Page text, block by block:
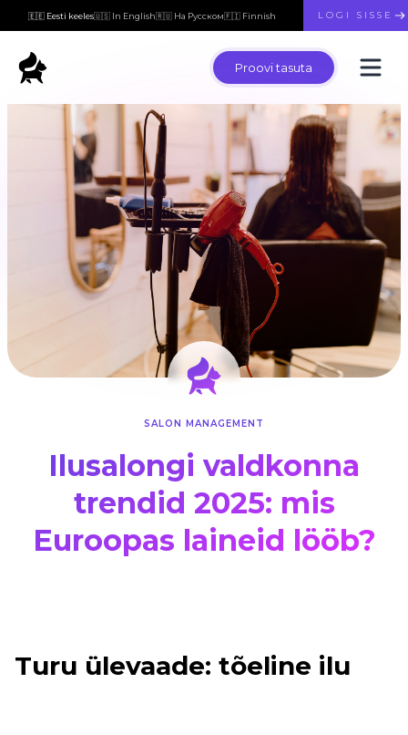
🇪🇪 Eesti keeles🇺🇸 In English🇷🇺 На Русском🇫🇮 Finnish LOGI SISSE
Proovi tasuta
SALON MANAGEMENT
Ilusalongi valdkonna
trendid 2025: mis
Euroopas laineid lööb?
Turu ülevaade: tõeline ilu